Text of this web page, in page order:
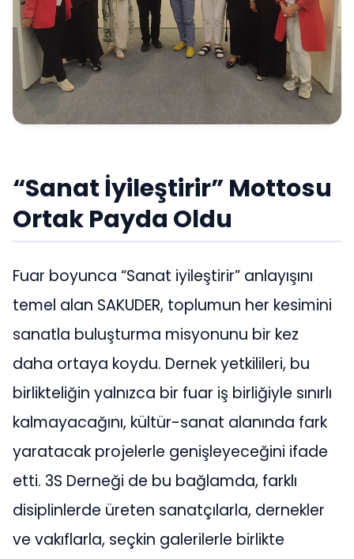
“Sanat İyileştirir” Mottosu
Ortak Payda Oldu
Fuar boyunca “Sanat iyileştirir” anlayışını
temel alan SAKUDER, toplumun her kesimini
sanatla buluşturma misyonunu bir kez
daha ortaya koydu. Dernek yetkilileri, bu
birlikteliğin yalnızca bir fuar iş birliğiyle sınırlı
kalmayacağını, kültür-sanat alanında fark
yaratacak projelerle genişleyeceğini ifade
etti. 3S Derneği de bu bağlamda, farklı
disiplinlerde üreten sanatçılarla, dernekler
ve vakıflarla, seçkin galerilerle birlikte